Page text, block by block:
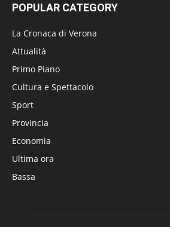
POPULAR CATEGORY
La Cronaca di Verona
Attualità
Primo Piano
Cultura e Spettacolo
Sport
Provincia
Economia
Ultima ora
Bassa